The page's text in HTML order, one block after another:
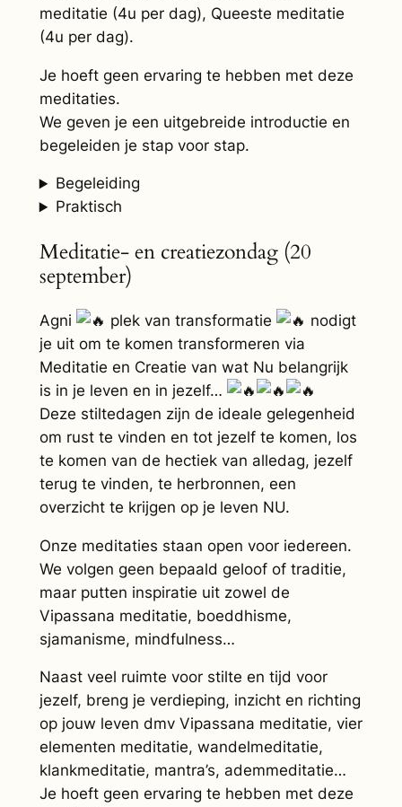
meditatie (4u per dag), Queeste meditatie
(4u per dag).
Je hoeft geen ervaring te hebben met deze
meditaties.
We geven je een uitgebreide introductie en
begeleiden je stap voor stap.
Begeleiding
Praktisch
Meditatie- en creatiezondag (20
september)
Agni plek van transformatie
nodigt
je uit om te komen transformeren via
Meditatie en Creatie van wat Nu belangrijk
is in je leven en in jezelf…
Deze stiltedagen zijn de ideale gelegenheid
om rust te vinden en tot jezelf te komen, los
te komen van de hectiek van alledag, jezelf
terug te vinden, te herbronnen, een
overzicht te krijgen op je leven NU.
Onze meditaties staan open voor iedereen.
We volgen geen bepaald geloof of traditie,
maar putten inspiratie uit zowel de
Vipassana meditatie, boeddhisme,
sjamanisme, mindfulness…
Naast veel ruimte voor stilte en tijd voor
jezelf, breng je verdieping, inzicht en richting
op jouw leven dmv Vipassana meditatie, vier
elementen meditatie, wandelmeditatie,
klankmeditatie, mantra’s, ademmeditatie…
Je hoeft geen ervaring te hebben met deze